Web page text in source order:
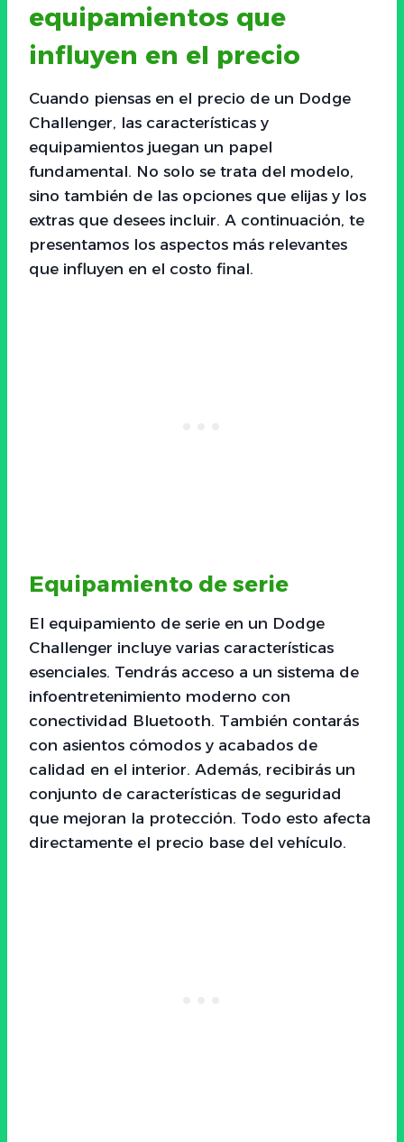
equipamientos que
influyen en el precio
Cuando piensas en el precio de un Dodge
Challenger, las características y
equipamientos juegan un papel
fundamental. No solo se trata del modelo,
sino también de las opciones que elijas y los
extras que desees incluir. A continuación, te
presentamos los aspectos más relevantes
que influyen en el costo final.
Equipamiento de serie
El equipamiento de serie en un Dodge
Challenger incluye varias características
esenciales. Tendrás acceso a un sistema de
infoentretenimiento moderno con
conectividad Bluetooth. También contarás
con asientos cómodos y acabados de
calidad en el interior. Además, recibirás un
conjunto de características de seguridad
que mejoran la protección. Todo esto afecta
directamente el precio base del vehículo.